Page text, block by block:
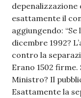
depenalizzazione
esattamente il
aggiungendo:
dicembre 1992?
contro la
Erano 1502 firme.
Ministro? Il
Esattamente la